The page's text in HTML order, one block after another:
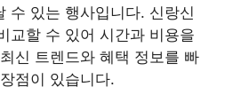
수 있는 행사입니다. 신랑신
교할 수 있어 시간과 비용을
신 트렌드와 혜택 정보를 빠
점이 있습니다.